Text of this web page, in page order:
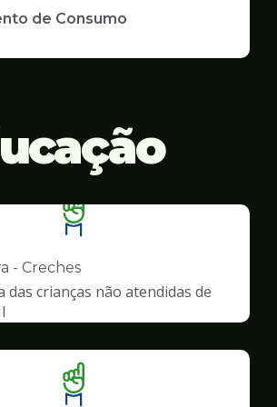
de Consumo
Ilustração
da
pagina
Educação
- Creches
das crianças não atendidas de
Ilustração